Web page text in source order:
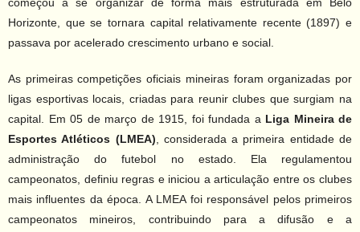
começou a se organizar de forma mais estruturada em Belo
Horizonte, que se tornara capital relativamente recente (1897) e
passava por acelerado crescimento urbano e social.
As primeiras competições oficiais mineiras foram organizadas por
ligas esportivas locais, criadas para reunir clubes que surgiam na
capital. Em 05 de março de 1915, foi fundada a Liga Mineira de
Esportes Atléticos (LMEA), considerada a primeira entidade de
administração do futebol no estado. Ela regulamentou
campeonatos, definiu regras e iniciou a articulação entre os clubes
mais influentes da época. A LMEA foi responsável pelos primeiros
campeonatos mineiros, contribuindo para a difusão e a